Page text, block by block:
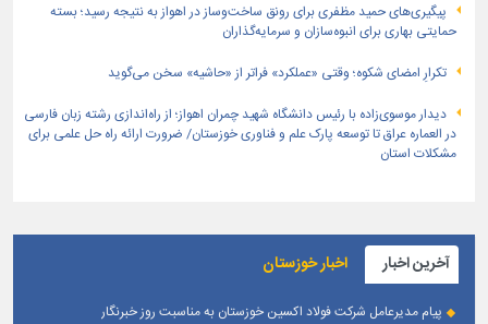
پیگیری‌های حمید مظفری برای رونق ساخت‌وساز در اهواز به نتیجه رسید؛ بسته
حمایتی بهاری برای انبوه‌سازان و سرمایه‌گذاران
تکرارِ امضای شکوه؛ وقتی «عملکرد» فراتر از «حاشیه» سخن می‌گوید
دیدار موسوی‌زاده با رئیس دانشگاه شهید چمران اهواز؛ از راه‌اندازی رشته زبان فارسی
در العماره عراق تا توسعه پارک علم و فناوری خوزستان/ ضرورت ارائه راه حل علمی برای
مشکلات استان
آخرین اخبار اخبار خوزستان
پیام مدیرعامل شرکت فولاد اکسین خوزستان به مناسبت روز خبرنگار